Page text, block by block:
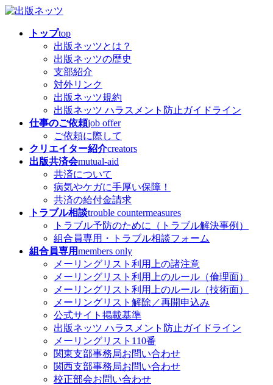
コ
ナ
トップtop
出版ネッツとは？
出版ネッツの歴史
支部紹介
対外リンク
出版ネッツ規約
出版ネッツ ハラスメント防止ガイドライン
仕事のご依頼job offer
ご依頼に際して
クリエイター紹介creators
出版共済会mutual-aid
共済について
病気やケガに手厚い保障！
共済の給付金請求
トラブル相談trouble countermeasures
トラブル予防のために（トラブル解決事例）
組合員専用・トラブル相談フォーム
組合員専用members only
メーリングリスト利用上の諸注意
メーリングリスト利用上のルール（倫理面）
メーリングリスト利用上のルール（技術面）
メーリングリスト解除／再開申込み
公式サイト掲載基準
出版ネッツ ハラスメント防止ガイドライン
メーリングリスト110番
関東支部事務局お問い合わせ
関西支部事務局お問い合わせ
校正部会お問い合わせ